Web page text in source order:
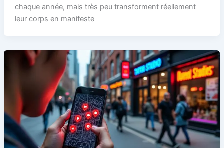
chaque année, mais très peu transforment réellement
leur corps en manifeste